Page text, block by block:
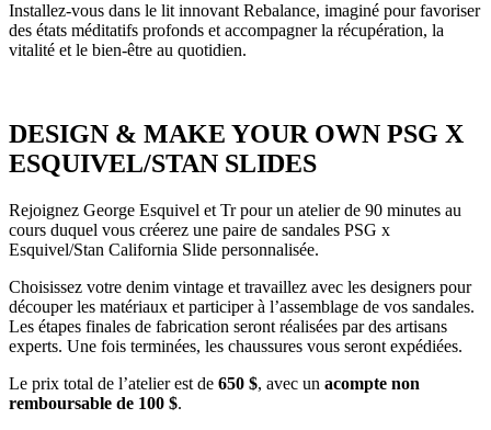
Installez-vous dans le lit innovant Rebalance, imaginé pour favoriser
des états méditatifs profonds et accompagner la récupération, la
vitalité et le bien-être au quotidien.
DESIGN & MAKE YOUR OWN PSG X
ESQUIVEL/STAN SLIDES
Rejoignez George Esquivel et Tr pour un atelier de 90 minutes au
cours duquel vous créerez une paire de sandales PSG x
Esquivel/Stan California Slide personnalisée.
Choisissez votre denim vintage et travaillez avec les designers pour
découper les matériaux et participer à l’assemblage de vos sandales.
Les étapes finales de fabrication seront réalisées par des artisans
experts. Une fois terminées, les chaussures vous seront expédiées.
Le prix total de l’atelier est de 650 $, avec un acompte non
remboursable de 100 $.